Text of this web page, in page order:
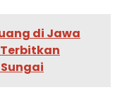
di Jawa